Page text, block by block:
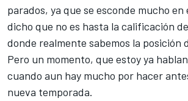
parados, ya que se esconde mucho en
dicho que no es hasta la calificación
donde realmente sabemos la posición
Pero un momento, que estoy ya
cuando aun hay mucho por hacer
nueva temporada.